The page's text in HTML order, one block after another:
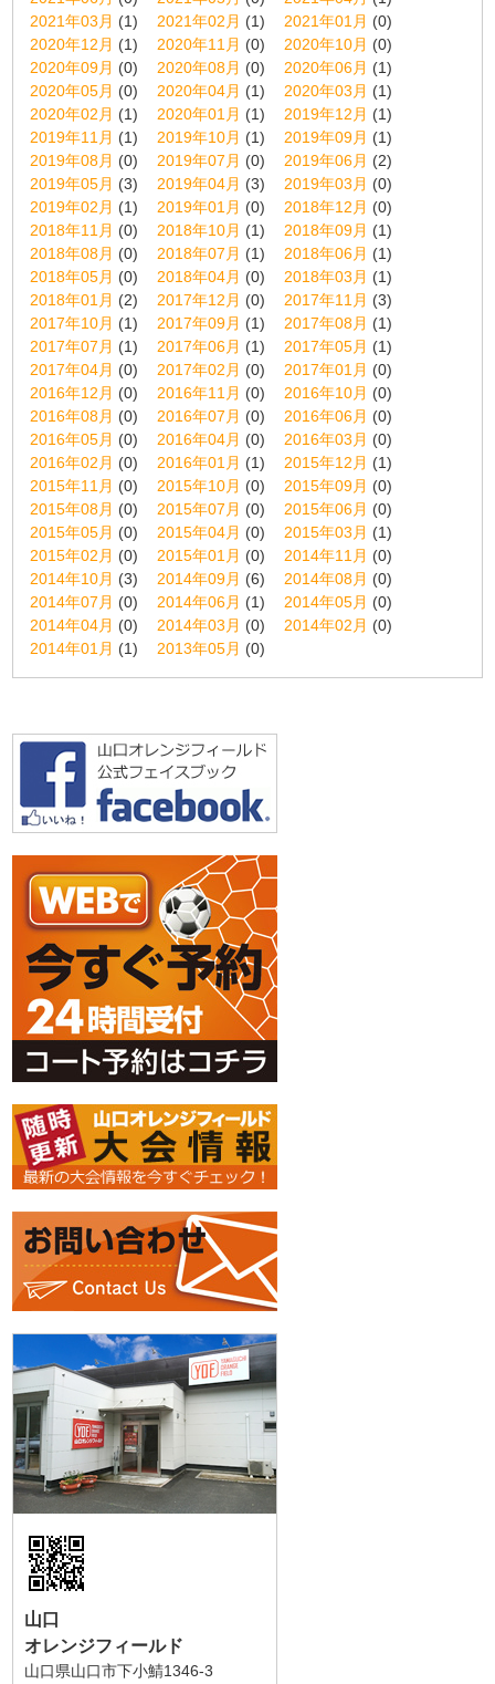
2021年03月 (1) 2021年02月 (1) 2021年01月 (0)
2020年12月 (1) 2020年11月 (0) 2020年10月 (0)
2020年09月 (0) 2020年08月 (0) 2020年06月 (1)
2020年05月 (0) 2020年04月 (1) 2020年03月 (1)
2020年02月 (1) 2020年01月 (1) 2019年12月 (1)
2019年11月 (1) 2019年10月 (1) 2019年09月 (1)
2019年08月 (0) 2019年07月 (0) 2019年06月 (2)
2019年05月 (3) 2019年04月 (3) 2019年03月 (0)
2019年02月 (1) 2019年01月 (0) 2018年12月 (0)
2018年11月 (0) 2018年10月 (1) 2018年09月 (1)
2018年08月 (0) 2018年07月 (1) 2018年06月 (1)
2018年05月 (0) 2018年04月 (0) 2018年03月 (1)
2018年01月 (2) 2017年12月 (0) 2017年11月 (3)
2017年10月 (1) 2017年09月 (1) 2017年08月 (1)
2017年07月 (1) 2017年06月 (1) 2017年05月 (1)
2017年04月 (0) 2017年02月 (0) 2017年01月 (0)
2016年12月 (0) 2016年11月 (0) 2016年10月 (0)
2016年08月 (0) 2016年07月 (0) 2016年06月 (0)
2016年05月 (0) 2016年04月 (0) 2016年03月 (0)
2016年02月 (0) 2016年01月 (1) 2015年12月 (1)
2015年11月 (0) 2015年10月 (0) 2015年09月 (0)
2015年08月 (0) 2015年07月 (0) 2015年06月 (0)
2015年05月 (0) 2015年04月 (0) 2015年03月 (1)
2015年02月 (0) 2015年01月 (0) 2014年11月 (0)
2014年10月 (3) 2014年09月 (6) 2014年08月 (0)
2014年07月 (0) 2014年06月 (1) 2014年05月 (0)
2014年04月 (0) 2014年03月 (0) 2014年02月 (0)
2014年01月 (1) 2013年05月 (0)
山口
オレンジフィールド
山口県山口市下小鯖1346-3